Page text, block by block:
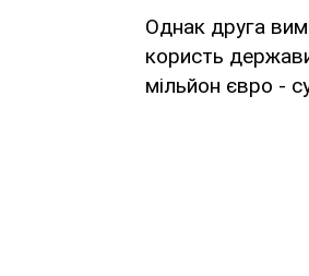
Однак друга
користь
мільйон євро -